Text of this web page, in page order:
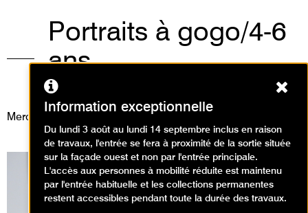
Portraits à gogo/4-6
ans
Animations / Visite animation
Mercredi 24 janvier 2024
Information exceptionnelle
Du lundi 3 août au lundi 14 septembre inclus en raison
de travaux, l'entrée se fera à proximité de la sortie située
sur la façade ouest et non par l'entrée principale.
L'accès aux personnes à mobilité réduite est maintenu
par l'entrée habituelle et les collections permanentes
restent accessibles pendant toute la durée des travaux.